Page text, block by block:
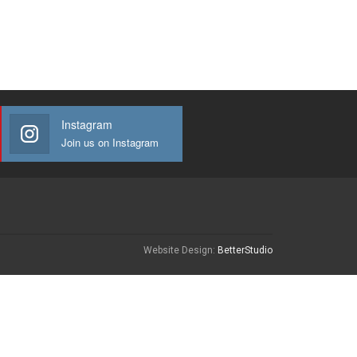
Instagram
Join us on Instagram
Website Design: BetterStudio